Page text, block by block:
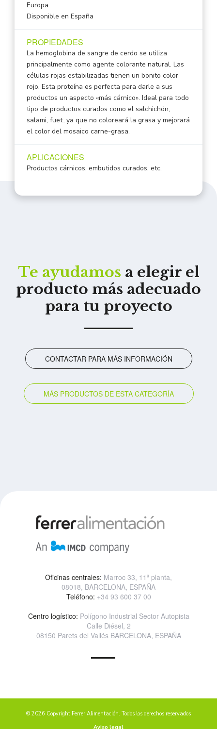
Europa
Disponible en España
PROPIEDADES
La hemoglobina de sangre de cerdo se utiliza
principalmente como agente colorante natural. Las
células rojas estabilizadas tienen un bonito color
rojo. Esta proteína es perfecta para darle a sus
productos un aspecto «más cárnico». Ideal para todo
tipo de productos curados como el salchichón,
salami, fuet…ya que no coloreará la grasa y mejorará
el color del mosaico carne-grasa.
APLICACIONES
Productos cárnicos, embutidos curados, etc.
Te ayudamos a elegir el
producto más adecuado
para tu proyecto
CONTACTAR PARA MÁS INFORMACIÓN
MÁS PRODUCTOS DE ESTA CATEGORÍA
Oficinas centrales: Marroc 33, 11ª planta,
08018, BARCELONA, ESPAÑA
Teléfono: +34 93 600 37 00
Centro logístico: Polígono Industrial Sector Autopista
Calle Diésel, 2
08150 Parets del Vallés BARCELONA, ESPAÑA
© 2026 Copyright Ferrer Alimentación. Todos los derechos reservados
Aviso legal